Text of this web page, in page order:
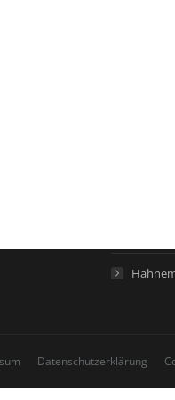
Datenschutzerklärung